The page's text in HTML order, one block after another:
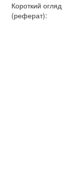
Короткий огляд
(реферат):